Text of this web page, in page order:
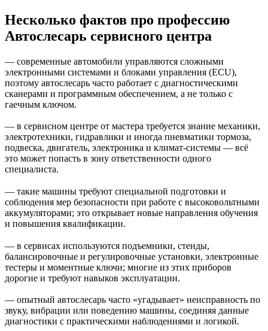
Несколько фактов про профессию
Автослесарь сервисного центра
— современные автомобили управляются сложными
электронными системами и блоками управления (ECU),
поэтому автослесарь часто работает с диагностическими
сканерами и программным обеспечением, а не только с
гаечным ключом.
— в сервисном центре от мастера требуется знание механики,
электротехники, гидравлики и иногда пневматики тормоза,
подвеска, двигатель, электроника и климат-системы — всё
это может попасть в зону ответственности одного
специалиста.
— такие машины требуют специальной подготовки и
соблюдения мер безопасности при работе с высоковольтными
аккумуляторами; это открывает новые направления обучения
и повышения квалификации.
— в сервисах используются подъемники, стенды,
балансировочные и регулировочные установки, электронные
тестеры и моментные ключи; многие из этих приборов
дорогие и требуют навыков эксплуатации.
— опытный автослесарь часто «угадывает» неисправность по
звуку, вибрации или поведению машины, соединяя данные
диагностики с практическими наблюдениями и логикой.